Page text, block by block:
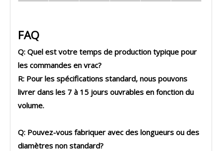
FAQ
Q: Quel est votre temps de production typique pour
les commandes en vrac?
R: Pour les spécifications standard, nous pouvons
livrer dans les 7 à 15 jours ouvrables en fonction du
volume.
Q: Pouvez-vous fabriquer avec des longueurs ou des
diamètres non standard?